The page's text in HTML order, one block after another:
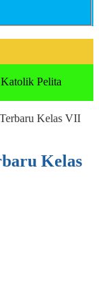
Pelita
Kelas VII
Kelas